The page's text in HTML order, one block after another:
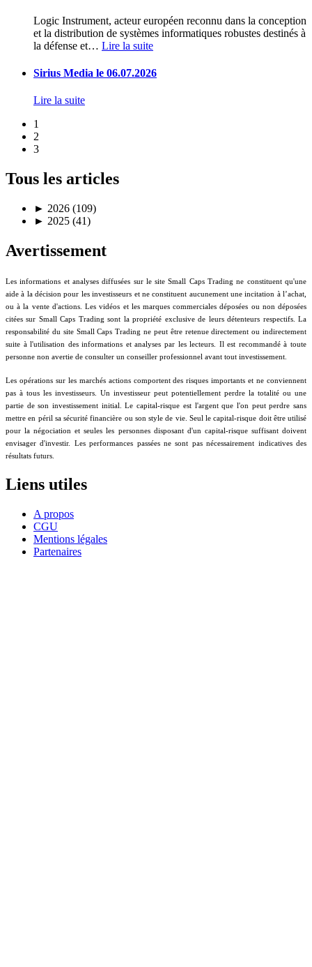
Logic Instrument, acteur européen reconnu dans la conception
et la distribution de systèmes informatiques robustes destinés à
la défense et… Lire la suite
Sirius Media le 06.07.2026
Lire la suite
1
2
3
Tous les articles
► 2026 (109)
► 2025 (41)
Avertissement
Les informations et analyses diffusées sur le site Small Caps Trading ne constituent qu'une
aide à la décision pour les investisseurs et ne constituent aucunement une incitation à l’achat,
ou à la vente d'actions. Les vidéos et les marques commerciales déposées ou non déposées
citées sur Small Caps Trading sont la propriété exclusive de leurs détenteurs respectifs. La
responsabilité du site Small Caps Trading ne peut être retenue directement ou indirectement
suite à l'utilisation des informations et analyses par les lecteurs. Il est recommandé à toute
personne non avertie de consulter un conseiller professionnel avant tout investissement.
Les opérations sur les marchés actions comportent des risques importants et ne conviennent
pas à tous les investisseurs. Un investisseur peut potentiellement perdre la totalité ou une
partie de son investissement initial. Le capital-risque est l'argent que l'on peut perdre sans
mettre en péril sa sécurité financière ou son style de vie. Seul le capital-risque doit être utilisé
pour la négociation et seules les personnes disposant d'un capital-risque suffisant doivent
envisager d'investir. Les performances passées ne sont pas nécessairement indicatives des
résultats futurs.
Liens utiles
A propos
CGU
Mentions légales
Partenaires